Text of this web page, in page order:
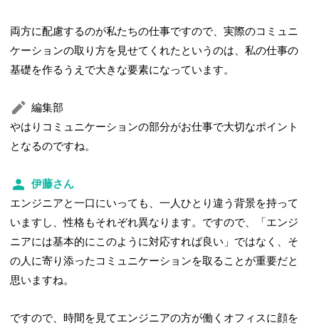
両方に配慮するのが私たちの仕事ですので、実際のコミュニ
ケーションの取り方を見せてくれたというのは、私の仕事の
基礎を作るうえで大きな要素になっています。
編集部
やはりコミュニケーションの部分がお仕事で大切なポイント
となるのですね。
伊藤さん
エンジニアと一口にいっても、一人ひとり違う背景を持って
いますし、性格もそれぞれ異なります。ですので、「エンジ
ニアには基本的にこのように対応すれば良い」ではなく、そ
の人に寄り添ったコミュニケーションを取ることが重要だと
思いますね。
ですので、時間を見てエンジニアの方が働くオフィスに顔を